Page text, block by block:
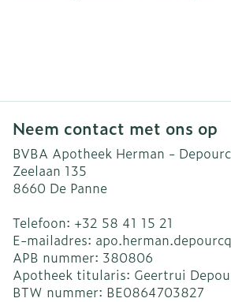
Neem contact met ons op
BVBA Apotheek Herman -
Zeelaan 135
8660 De Panne
Telefoon: +32 58 41 15 21
E-mailadres:
APB nummer: 380806
Apotheek titularis: Geertrui
BTW nummer: BE0864703827